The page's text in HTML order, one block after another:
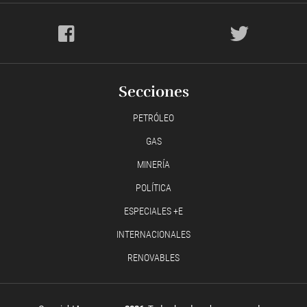
Secciones
PETRÓLEO
GAS
MINERÍA
POLÍTICA
ESPECIALES +E
INTERNACIONALES
RENOVABLES